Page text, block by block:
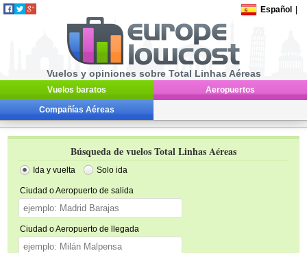
Español
Vuelos y opiniones sobre Total Linhas Aéreas
Vuelos baratos Aeropuertos
Compañías Aéreas
Búsqueda de vuelos Total Linhas Aéreas
Ida y vuelta Solo ida
Ciudad o Aeropuerto de salida
Ciudad o Aeropuerto de llegada